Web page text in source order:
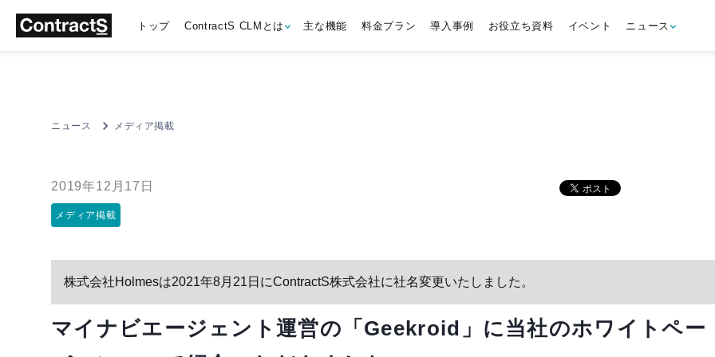
トップ ContractS CLMとは 主な機能 料金プラン 導入事例 お役立ち資料 イベント ニュース
ニュース メディア掲載
2019年12月17日
メディア掲載
株式会社Holmesは2021年8月21日にContractS株式会社に社名変更いたしました。
マイナビエージェント運営の「Geekroid」に当社のホワイトペー